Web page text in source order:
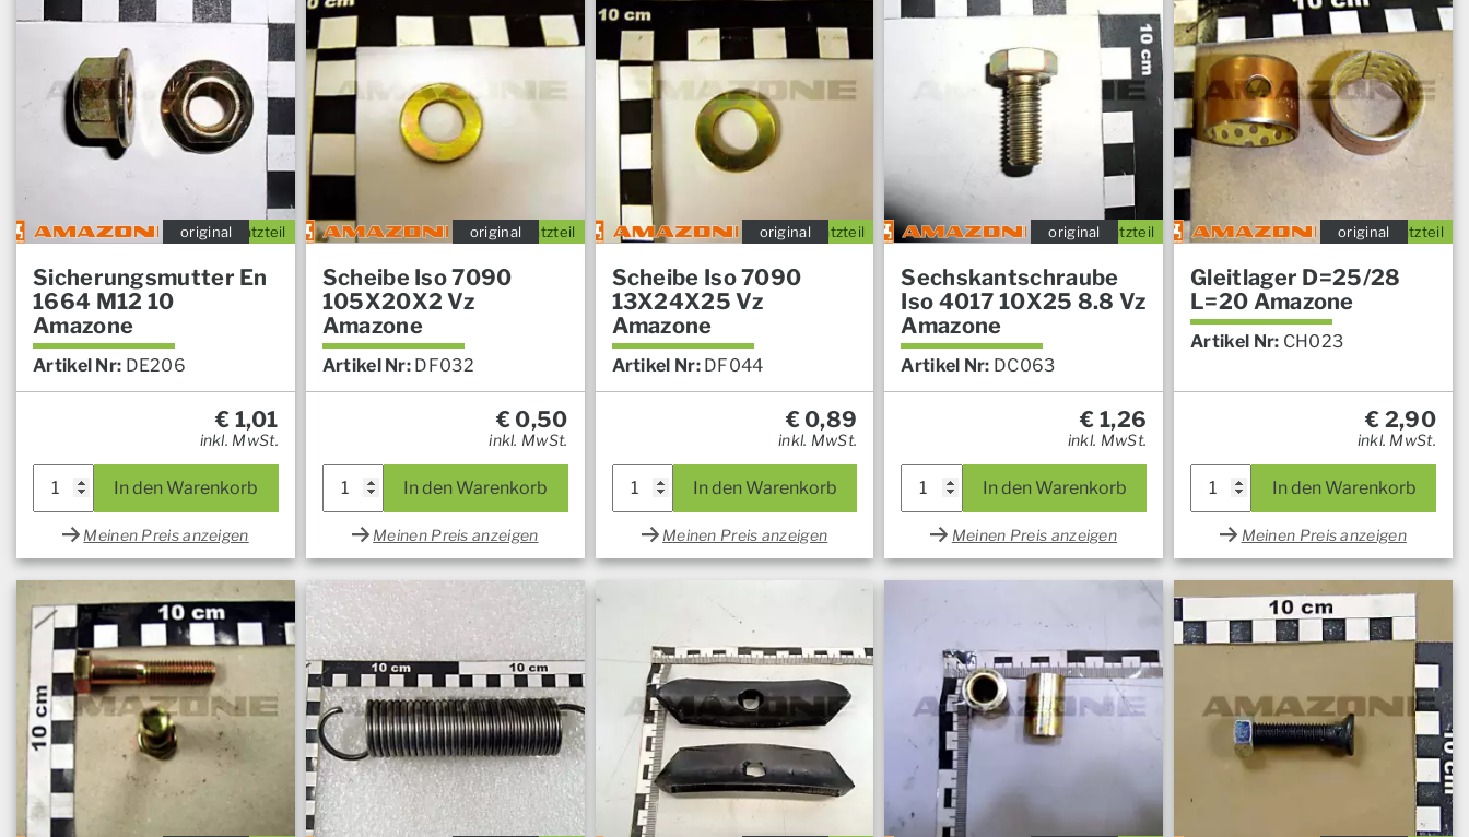
Ersatzteil
original
Sicherungsmutter En
1664 M12 10
Amazone
Artikel Nr: DE206
€ 1,01
inkl. MwSt.
In den Warenkorb
Meinen Preis anzeigen
Ersatzteil
original
Scheibe Iso 7090
105X20X2 Vz
Amazone
Artikel Nr: DF032
€ 0,50
inkl. MwSt.
In den Warenkorb
Meinen Preis anzeigen
Ersatzteil
original
Scheibe Iso 7090
13X24X25 Vz
Amazone
Artikel Nr: DF044
€0,89
inkl. MwSt.
In den Warenkorb
Meinen Preis anzeigen
Ersatzteil
original
Sechskantschraube
Iso 4017 10X25 8.8 Vz
Amazone
Artikel Nr: DC063
€ 1,26
inkl. MwSt.
In den Warenkorb
Meinen Preis anzeigen
Ersatzteil
original
Gleitlager D=25/28
L=20 Amazone
Artikel Nr: CH023
€ 2,90
inkl. MwSt.
In den Warenkorb
Meinen Preis anzeigen